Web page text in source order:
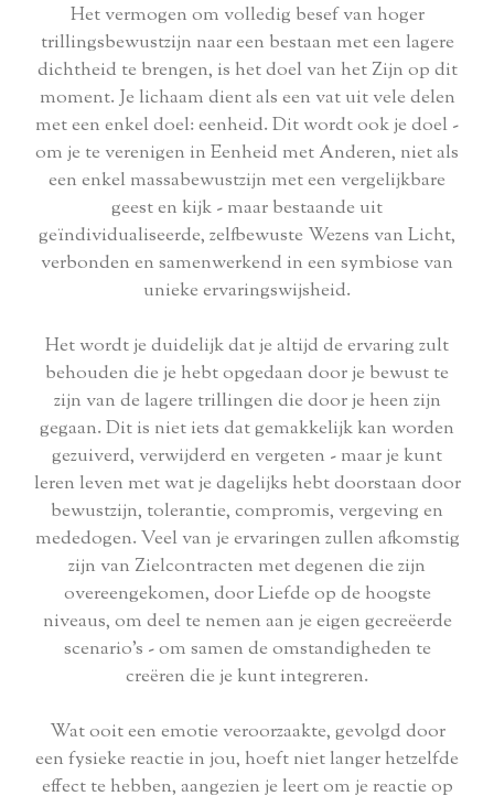
Het vermogen om volledig besef van hoger
trillingsbewustzijn naar een bestaan ​​met een lagere
dichtheid te brengen, is het doel van het Zijn op dit
moment. Je lichaam dient als een vat uit vele delen
met een enkel doel: eenheid. Dit wordt ook je doel -
om je te verenigen in Eenheid met Anderen, niet als
een enkel massabewustzijn met een vergelijkbare
geest en kijk - maar bestaande uit
geïndividualiseerde, zelfbewuste Wezens van Licht,
verbonden en samenwerkend in een symbiose van
unieke ervaringswijsheid.
Het wordt je duidelijk dat je altijd de ervaring zult
behouden die je hebt opgedaan door je bewust te
zijn van de lagere trillingen die door je heen zijn
gegaan. Dit is niet iets dat gemakkelijk kan worden
gezuiverd, verwijderd en vergeten - maar je kunt
leren leven met wat je dagelijks hebt doorstaan ​​door
bewustzijn, tolerantie, compromis, vergeving en
mededogen. Veel van je ervaringen zullen afkomstig
zijn van Zielcontracten met degenen die zijn
overeengekomen, door Liefde op de hoogste
niveaus, om deel te nemen aan je eigen gecreëerde
scenario's - om samen de omstandigheden te
creëren die je kunt integreren.
Wat ooit een emotie veroorzaakte, gevolgd door
een fysieke reactie in jou, hoeft niet langer hetzelfde
effect te hebben, aangezien je leert om je reactie op